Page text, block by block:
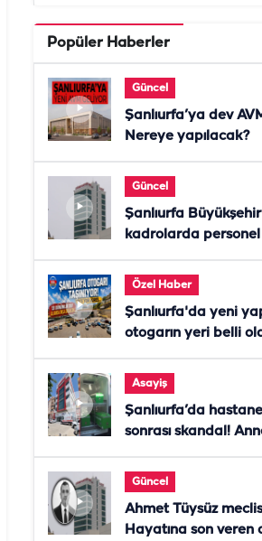
Popüler Haberler
Güncel
Şanlıurfa’ya dev
Nereye yapılacak?
Güncel
Şanlıurfa Büyükşehir
kadrolarda
Özel Haber
Şanlıurfa'da yeni
otogarın yeri belli
Asayiş
Şanlıurfa’da
sonrası skandal!
Güncel
Ahmet Tüysüz
Hayatına son veren